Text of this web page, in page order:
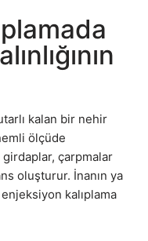
kalan bir nehir
ölçüde
girdaplar, çarpmalar
oluşturur. İnanın ya
kalıplama